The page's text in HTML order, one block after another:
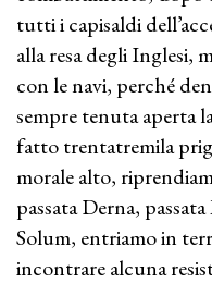
tutti i capisaldi
alla resa degli Inglesi,
con le navi, perché
sempre tenuta aperta
fatto trentatremila
morale alto,
passata Derna,
Solum, entriamo in
incontrare alcuna